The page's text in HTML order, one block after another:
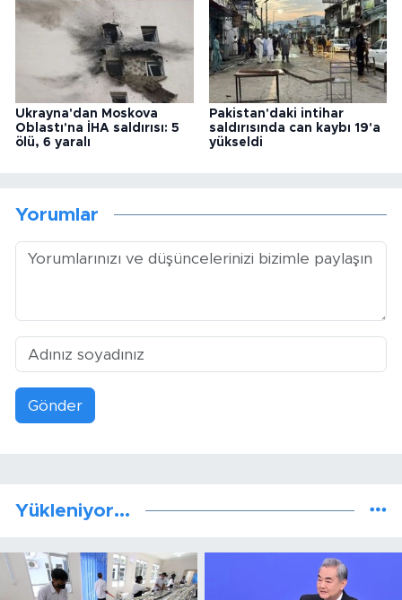
Ukrayna'dan Moskova
Oblastı'na İHA saldırısı: 5
ölü, 6 yaralı
Pakistan'daki intihar
saldırısında can kaybı 19'a
yükseldi
Yorumlar
Gönder
Yükleniyor...